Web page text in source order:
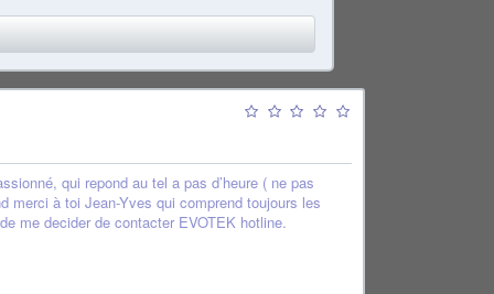
qui repond au tel a pas d’heure ( ne pas
merci à toi Jean-Yves qui comprend toujours les
me decider de contacter EVOTEK hotline.